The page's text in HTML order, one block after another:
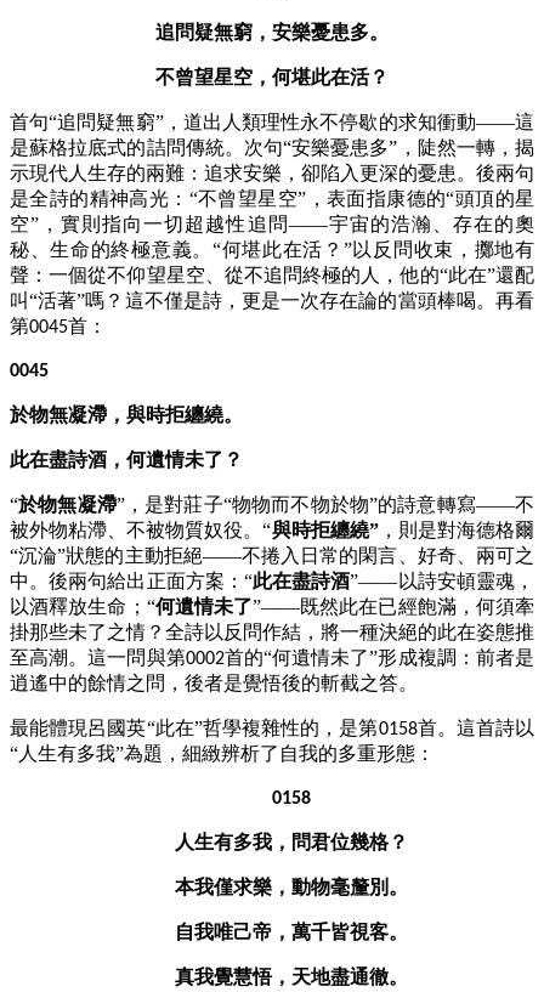
追問疑無窮，安樂憂患多。
不曾望星空，何堪此在活？
首句“追問疑無窮”，道出人類理性永不停歇的求知衝動——這
是蘇格拉底式的詰問傳統。次句“安樂憂患多”，陡然一轉，揭
示現代人生存的兩難：追求安樂，卻陷入更深的憂患。後兩句
是全詩的精神高光：“不曾望星空”，表面指康德的“頭頂的星
空”，實則指向一切超越性追問——宇宙的浩瀚、存在的奧
秘、生命的終極意義。“何堪此在活？”以反問收束，擲地有
聲：一個從不仰望星空、從不追問終極的人，他的“此在”還配
叫“活著”嗎？這不僅是詩，更是一次存在論的當頭棒喝。 再看
第0045首：
0045
於物無凝滯，與時拒纏繞。
此在盡詩酒，何遺情未了？
“於物無凝滯”，是對莊子“物物而不物於物”的詩意轉寫——不
被外物粘滯、不被物質奴役。“與時拒纏繞”，則是對海德格爾
“沉淪”狀態的主動拒絕——不捲入日常的閑言、好奇、兩可之
中。後兩句給出正面方案：“此在盡詩酒”——以詩安頓靈魂，
以酒釋放生命；“何遺情未了”——既然此在已經飽滿，何須牽
掛那些未了之情？全詩以反問作結，將一種決絕的此在姿態推
至高潮。這一問與第0002首的“何遺情未了”形成複調：前者是
逍遙中的餘情之問，後者是覺悟後的斬截之答。
最能體現呂國英“此在”哲學複雜性的，是第0158首。這首詩以
“人生有多我”為題，細緻辨析了自我的多重形態：
0158
人生有多我，問君位幾格？
本我僅求樂，動物毫釐別。
自我唯己帝，萬千皆視客。
真我覺慧悟，天地盡通徹。